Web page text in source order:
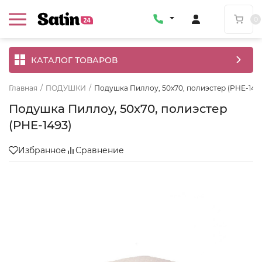
КАТАЛОГ ТОВАРОВ
Главная / ПОДУШКИ / Подушка Пиллоу, 50x70, полиэстер (PHE-
Подушка Пиллоу, 50x70, полиэстер
(PHE-1493)
Избранное Сравнение